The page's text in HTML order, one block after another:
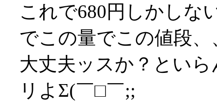
これで680円しかしな
でこの量でこの値段、
大丈夫ッスか？とい
リよΣ(￣□￣;;